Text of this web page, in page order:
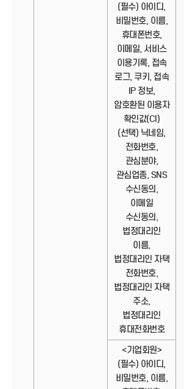
(필수) 아이디,
비밀번호, 이름,
휴대폰번호,
이메일, 서비스
이용기록, 접속
로그, 쿠키, 접속
IP 정보,
암호환된 이용자
확인값(CI)
(선택) 닉네임,
전화번호,
관심분야,
관심업종, SNS
수신동의,
이메일
수신동의,
법정대리인
이름,
법정대리인 자택
전화번호,
법정대리인 자택
주소,
법정대리인
휴대전화번호
<기업회원>
(필수) 아이디,
비밀번호, 이름,